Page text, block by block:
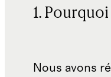
1.
Nous avons